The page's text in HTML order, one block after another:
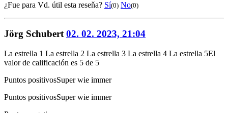
¿Fue para Vd. útil esta reseňa? Sí(0) No(0)
Jörg Schubert 02. 02. 2023, 21:04
La estrella 1 La estrella 2 La estrella 3 La estrella 4 La estrella 5El
valor de calificación es 5 de 5
Puntos positivosSuper wie immer
Puntos positivosSuper wie immer